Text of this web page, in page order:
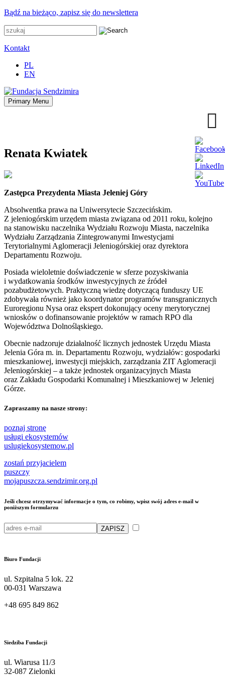
Przejdź
zawartości
Bądź na bieżąco, zapisz się do newslettera
Kontakt
PL
EN
Fundacja Sendzimira
Oferujemy wsparcie doradcze i szkoleniowe z zakresu
zrównoważonego rozwoju miast, nasza specjalizacja to wdrażanie
błękitno-zielonej infrastruktury i adaptacja miast do zmian klimatu
Primary Menu
Renata Kwiatek
Zastępca Prezydenta Miasta Jeleniej Góry
Absolwentka prawa na Uniwersytecie Szczecińskim.
Z jeleniogórskim urzędem miasta związana od 2011 roku, kolejno
na stanowisku naczelnika Wydziału Rozwoju Miasta, naczelnika
Wydziału Zarządzania Zintegrowanymi Inwestycjami
Terytorialnymi Aglomeracji Jeleniogórskiej oraz dyrektora
Departamentu Rozwoju.
Posiada wieloletnie doświadczenie w sferze pozyskiwania
i wydatkowania środków inwestycyjnych ze źródeł
pozabudżetowych. Praktyczną wiedzę dotyczącą funduszy UE
zdobywała również jako koordynator programów transgranicznych
Euroregionu Nysa oraz ekspert dokonujący oceny merytorycznej
wniosków o dofinansowanie projektów w ramach RPO dla
Województwa Dolnośląskiego.
Obecnie nadzoruje działalność licznych jednostek Urzędu Miasta
Jelenia Góra m. in. Departamentu Rozwoju, wydziałów: gospodarki
mieszkaniowej, inwestycji miejskich, zarządzania ZIT Aglomeracji
Jeleniogórskiej – a także jednostek organizacyjnych Miasta
oraz Zakładu Gospodarki Komunalnej i Mieszkaniowej w Jeleniej
Górze.
Zapraszamy na nasze strony:
poznaj stronę
usługi ekosystemów
uslugiekosystemow.pl
zostań przyjacielem
puszczy
mojapuszcza.sendzimir.org.pl
Jeśli chcesz otrzymywać informacje o tym, co robimy, wpisz swój adres e-mail w
poniższym formularzu
Biuro Fundacji
ul. Szpitalna 5 lok. 22
00-031 Warszawa
+48 695 849 862
Siedziba Fundacji
ul. Wiarusa 11/3
32-087 Zielonki